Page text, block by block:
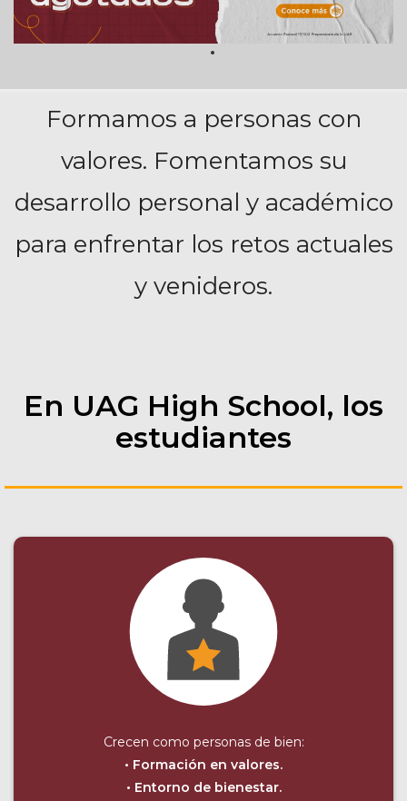
Formamos a personas con
valores. Fomentamos su
desarrollo personal y académico
para enfrentar los retos actuales
y venideros.
En UAG High School, los
estudiantes
Crecen como personas de bien:
• Formación en valores.
• Entorno de bienestar.